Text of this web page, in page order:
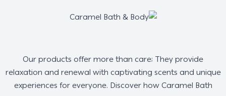
Our products offer more than care; They provide
relaxation and renewal with captivating scents and unique
experiences for everyone. Discover how Caramel Bath